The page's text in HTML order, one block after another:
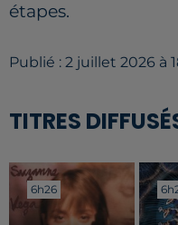
étapes.
Publié : 2 juillet 2026 à
TITRES
6h26
6h26